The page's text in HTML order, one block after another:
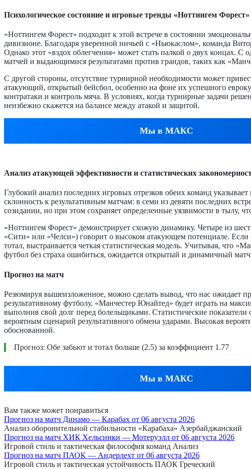
Психологическое состояние и игровые тренды «Ноттингем Форест»
«Ноттингем Форест» подходит к этой встрече в состоянии
дивизионе. Благодаря уверенной ничьей с «Ньюкаслом», команда
Однако этот «вздох облегчения» может стать палкой о двух концах.
матчей и выдающимися результатами против грандов, таких как
С другой стороны, отсутствие турнирной необходимости может
атакующий, открытый бейсбол, особенно на фоне их успешного
контратаки и контроль мяча. В условиях, когда турнирные задачи
неизбежно скажется на балансе между атакой и защитой.
Мы в МАКС
Анализ атакующей эффективности и статистических
Глубокий анализ последних игровых отрезков обеих команд
склонность к результативным матчам: в семи из девяти последних
созидании, но при этом сохраняет определенные уязвимости в тылу,
«Ноттингем Форест» демонстрирует схожую динамику. Четыре из
«Сити» или «Челси») говорит о высоком атакующем потенциале. Если
тотал, выстраивается четкая статистическая модель. Учитывая, что
футбол без страха ошибиться, ожидается открытый и динамичный
Прогноз на матч
Резюмируя вышеизложенное, можно сделать вывод, что нас ожидает
результативному футболу. «Манчестер Юнайтед» будет играть на
выполнив свой долг перед болельщиками. Статистические
вероятным сценарий результативного обмена ударами. Высокая
обоснованной.
Прогноз: Обе забьют и тотал больше (2.5) за коэффициент 1.77
Мы в МАКС
Вам также может понравиться
Прогноз на матч Динамо — Карабах от 06 августа 2026
Анализ оборонительной стабильности «Карабаха» Азербайджанский
Прогноз на матч ХИК Хельсинки — Мотеруэлл от 06 августа 2026
Игровой стиль и тактическая философия команд Анализ
Прогноз на матч ПАОК — Андерлехт от 06 августа 2026
Игровой стиль и тактическая устойчивость ПАОК Греческий